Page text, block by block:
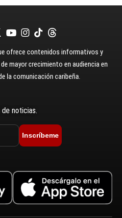
ofrece contenidos informativos y
mayor crecimiento en audiencia en
la comunicación caribeña.
noticias.
Inscríbeme